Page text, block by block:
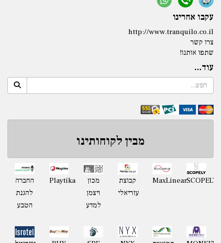
עקבו אחרינו
http://www.tranquilo.co.il
צרו קשר
שתפו אותנו!
עוד...
מבין לקוחותינו
החברה
להגנת
הטבע
Playtika
מכון
ויצמן
למדע
קבוצת
עזריאלי
MaxLinearSCOPELY